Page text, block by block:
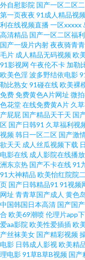
碰最新在线91 国产在线买
女一区 东方AV在线观看 青
激情婷婷网 日韩在线精品
欧洲 日日射福利导航 91男
91碰人人 91熟女视领 国产
操熟女视频 黑丝综合网 天
堂 AV天堂色情亚洲成人 国
精品区 91精品视频在线免
合网 激情与性爱 免费92福
人 国99国产在线 日本亚洲
色啦自拍 传媒视频在线看
外自慰影院 国产一区二区
第一页夜夜 91成人精品视
利在线视频直播一区xxxxx
高清精品 国产一区二区福利
国产一级片内射夜夜骑青
毛片 成人精品无码视频欧
91影视网 午夜伦不卡 加勒
欧美色淫波多野结依电影
勒比熟女91碰在线欧美裸
免费免费黄色A片网址 微
色花堂在线免费黄A片 久
产屁屁 国产精品天干天 国
区 国产日韩91 久草福利视
视频韩日一区二区 国产激
欲天天 成人丝瓜视频下载
电影在线 成人影院在线播放
洲东京热 国产不卡在线91
91大神精品 欧美怡红院院
页 国产日韩精品91 91视频
网址 青青草国产成人 黄色
中国韩国日本高清 国产国
合 欧美69潮喷伦理片app
爱aa影院 欧美性爱插插欧
产丝袜美女 国产精彩视频
电影 日韩成人影视欧美精
理电影91草B草B视频 国产